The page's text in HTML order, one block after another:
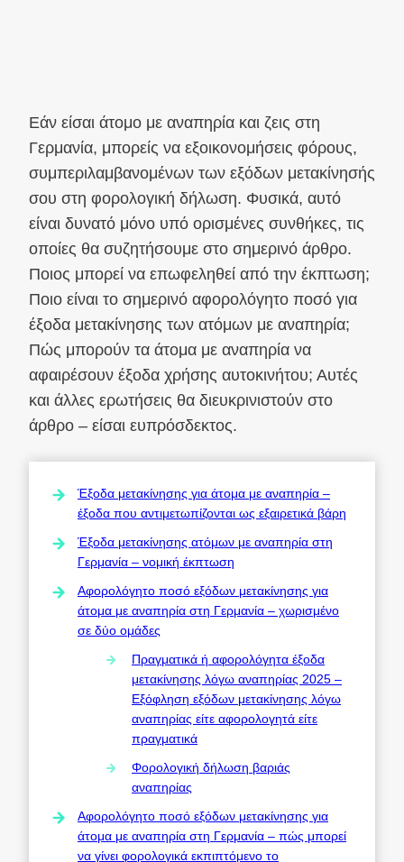
Εάν είσαι άτομο με αναπηρία και ζεις στη
Γερμανία, μπορείς να εξοικονομήσεις φόρους,
συμπεριλαμβανομένων των εξόδων μετακίνησής
σου στη φορολογική δήλωση. Φυσικά, αυτό
είναι δυνατό μόνο υπό ορισμένες συνθήκες, τις
οποίες θα συζητήσουμε στο σημερινό άρθρο.
Ποιος μπορεί να επωφεληθεί από την έκπτωση;
Ποιο είναι το σημερινό αφορολόγητο ποσό για
έξοδα μετακίνησης των ατόμων με αναπηρία;
Πώς μπορούν τα άτομα με αναπηρία να
αφαιρέσουν έξοδα χρήσης αυτοκινήτου; Αυτές
και άλλες ερωτήσεις θα διευκρινιστούν στο
άρθρο – είσαι ευπρόσδεκτος.
Έξοδα μετακίνησης για άτομα με αναπηρία –
έξοδα που αντιμετωπίζονται ως εξαιρετικά βάρη
Έξοδα μετακίνησης ατόμων με αναπηρία στη
Γερμανία – νομική έκπτωση
Αφορολόγητο ποσό εξόδων μετακίνησης για
άτομα με αναπηρία στη Γερμανία – χωρισμένο
σε δύο ομάδες
Πραγματικά ή αφορολόγητα έξοδα
μετακίνησης λόγω αναπηρίας 2025 –
Εξόφληση εξόδων μετακίνησης λόγω
αναπηρίας είτε αφορολογητά είτε
πραγματικά
Φορολογική δήλωση βαριάς
αναπηρίας
Αφορολόγητο ποσό εξόδων μετακίνησης για
άτομα με αναπηρία στη Γερμανία – πώς μπορεί
να γίνει φορολογικά εκπιπτόμενο το